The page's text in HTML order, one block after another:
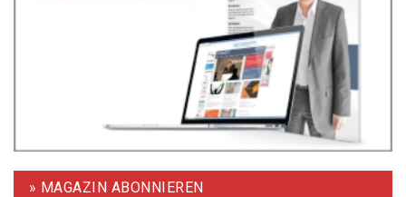
» MAGAZIN ABONNIEREN